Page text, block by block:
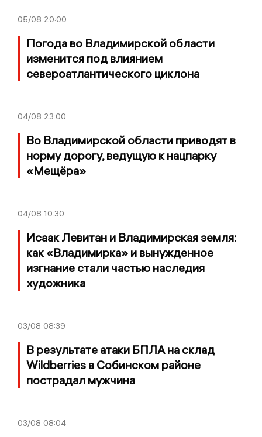
05/08 20:00
Погода во Владимирской области
изменится под влиянием
североатлантического циклона
04/08 23:00
Во Владимирской области приводят в
норму дорогу, ведущую к нацпарку
«Мещёра»
04/08 10:30
Исаак Левитан и Владимирская земля:
как «Владимирка» и вынужденное
изгнание стали частью наследия
художника
03/08 08:39
В результате атаки БПЛА на склад
Wildberries в Собинском районе
пострадал мужчина
03/08 08:04